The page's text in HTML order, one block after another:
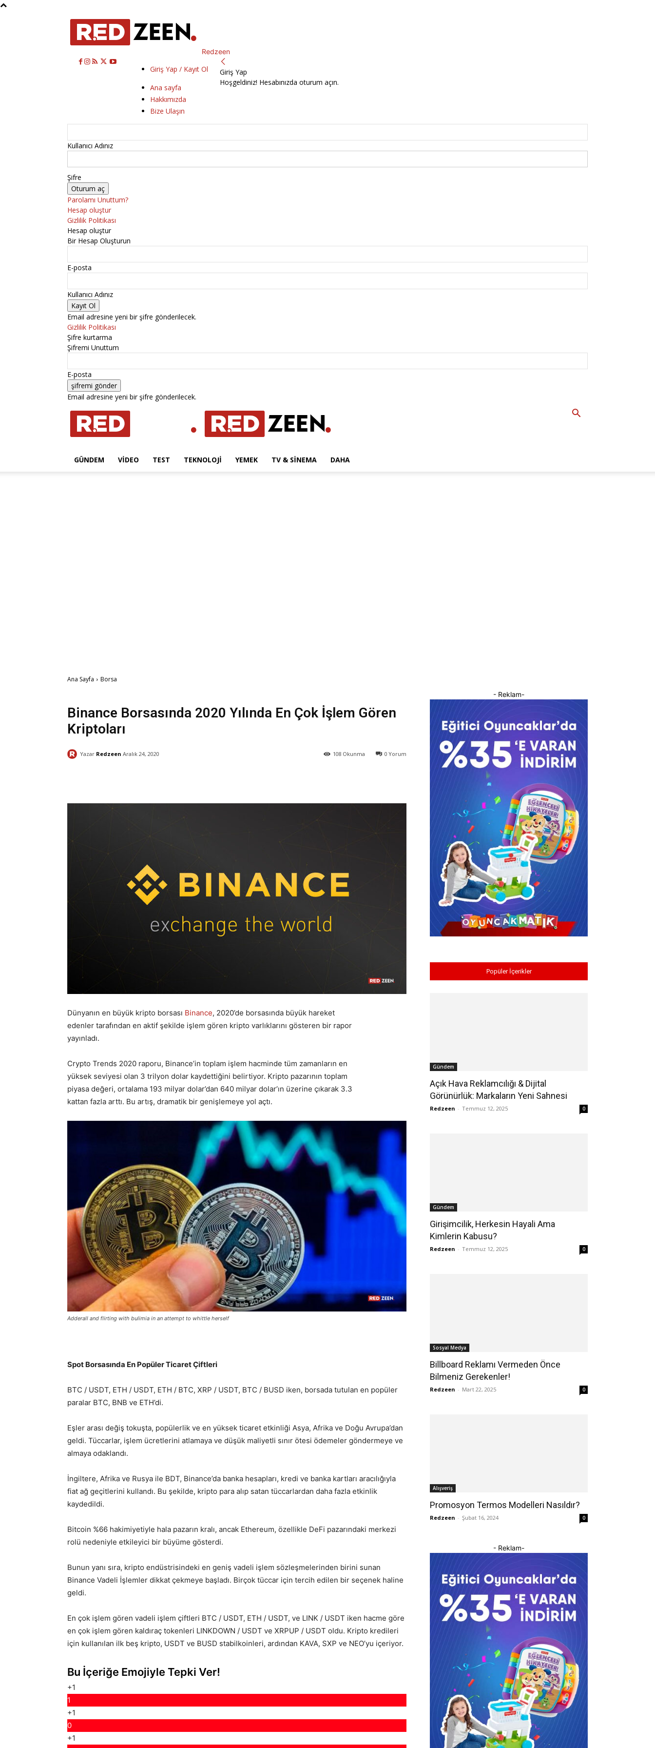
Redzeen
Giriş Yap / Kayıt Ol
Ana sayfa
Hakkımızda
Bize Ulaşın
Giriş Yap
Hoşgeldiniz! Hesabınızda oturum açın.
Kullanıcı Adınız
Şifre
Parolamı Unuttum?
Hesap oluştur
Gizlilik Politikası
Hesap oluştur
Bir Hesap Oluşturun
E-posta
Kullanıcı Adınız
Email adresine yeni bir şifre gönderilecek.
Gizlilik Politikası
Şifre kurtarma
Şifremi Unuttum
E-posta
Email adresine yeni bir şifre gönderilecek.
GÜNDEM VIDEO TEST TEKNOLOJI YEMEK TV & SINEMA DAHA
Ana Sayfa Borsa
Binance Borsasında 2020 Yılında En Çok İşlem Gören
Kriptoları
Yazar Redzeen Aralık 24, 2020 0 Yorum
108 Okunma
Dünyanın en büyük kripto borsası Binance, 2020’de borsasında büyük hareket
edenler tarafından en aktif şekilde işlem gören kripto varlıklarını gösteren bir rapor
yayınladı.
Crypto Trends 2020 raporu, Binance’in toplam işlem hacminde tüm zamanların en
yüksek seviyesi olan 3 trilyon dolar kaydettiğini belirtiyor. Kripto pazarının toplam
piyasa değeri, ortalama 193 milyar dolar’dan 640 milyar dolar’ın üzerine çıkarak 3.3
kattan fazla arttı. Bu artış, dramatik bir genişlemeye yol açtı.
Adderall and flirting with bulimia in an attempt to whittle herself
Spot Borsasında En Popüler Ticaret Çiftleri
BTC / USDT, ETH / USDT, ETH / BTC, XRP / USDT, BTC / BUSD iken, borsada tutulan en popüler
paralar BTC, BNB ve ETH’di.
Eşler arası değiş tokuşta, popülerlik ve en yüksek ticaret etkinliği Asya, Afrika ve Doğu Avrupa’dan
geldi. Tüccarlar, işlem ücretlerini atlamaya ve düşük maliyetli sınır ötesi ödemeler göndermeye ve
almaya odaklandı.
İngiltere, Afrika ve Rusya ile BDT, Binance’da banka hesapları, kredi ve banka kartları aracılığıyla
fiat ağ geçitlerini kullandı. Bu şekilde, kripto para alıp satan tüccarlardan daha fazla etkinlik
kaydedildi.
Bitcoin %66 hakimiyetiyle hala pazarın kralı, ancak Ethereum, özellikle DeFi pazarındaki merkezi
rolü nedeniyle etkileyici bir büyüme gösterdi.
Bunun yanı sıra, kripto endüstrisindeki en geniş vadeli işlem sözleşmelerinden birini sunan
Binance Vadeli İşlemler dikkat çekmeye başladı. Birçok tüccar için tercih edilen bir seçenek haline
geldi.
En çok işlem gören vadeli işlem çiftleri BTC / USDT, ETH / USDT, ve LINK / USDT iken hacme göre
en çok işlem gören kaldıraç tokenleri LINKDOWN / USDT ve XRPUP / USDT oldu. Kripto kredileri
için kullanılan ilk beş kripto, USDT ve BUSD stabilkoinleri, ardından KAVA, SXP ve NEO’yu içeriyor.
Bu İçeriğe Emojiyle Tepki Ver!
+1
1
+1
0
+1
- Reklam-
Popüler İçerikler
Gündem
Açık Hava Reklamcılığı & Dijital
Görünürlük: Markaların Yeni Sahnesi
Redzeen - Temmuz 12, 2025 0
Gündem
Girişimcilik, Herkesin Hayali Ama
Kimlerin Kabusu?
Redzeen - Temmuz 12, 2025 0
Sosyal Medya
Billboard Reklamı Vermeden Önce
Bilmeniz Gerekenler!
Redzeen - Mart 22, 2025 0
Alışveriş
Promosyon Termos Modelleri Nasıldır?
Redzeen - Şubat 16, 2024 0
- Reklam-